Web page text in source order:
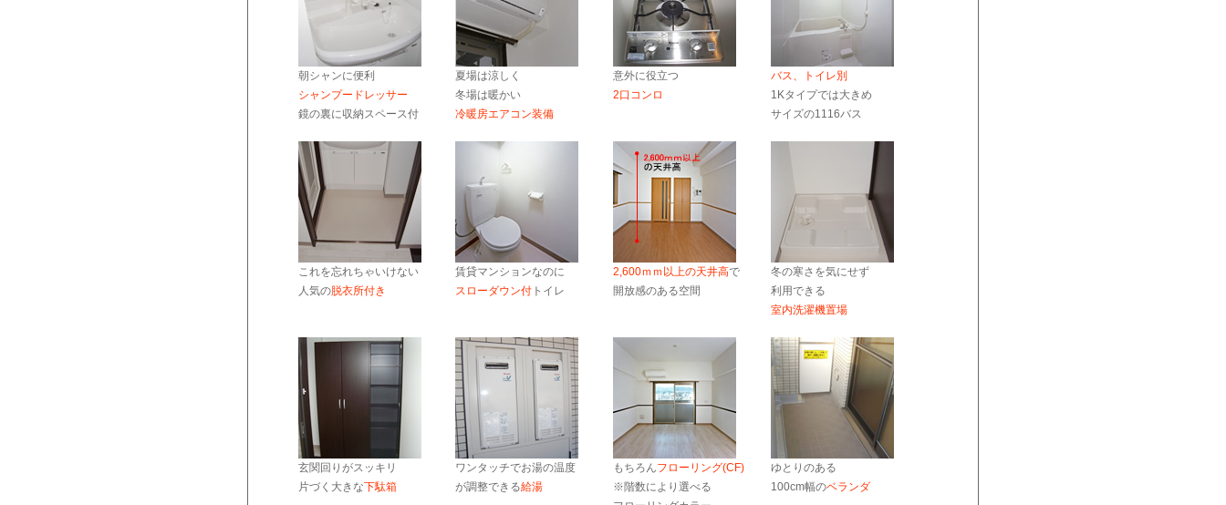
朝シャンに便利
シャンプードレッサー
鏡の裏に収納スペース付
夏場は涼しく
冬場は暖かい
冷暖房エアコン装備
意外に役立つ
2口コンロ
バス、トイレ別
1Kタイプでは大きめ
サイズの1116バス
これを忘れちゃいけない
人気の脱衣所付き
賃貸マンションなのに
スローダウン付 トイレ
2,600ｍｍ以上の天井高で
開放感のある空間
冬の寒さを気にせず
利用できる
室内洗濯機置場
玄関回りがスッキリ
片づく大きな下駄箱
ワンタッチでお湯の温度
が調整できる給湯
もちろんフローリング(CF)
※階数により選べる
ゆとりのある
100cm幅のベランダ